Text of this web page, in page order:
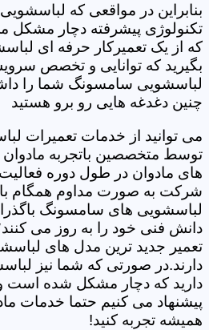
بنابراین در مواقعی که
تکنولوژی پیشرفته دچار مشکل
که از یک تعمیرکار حرفه ای
بگیرید که توانایی و تخصص
لباسشویی سامسونگ شما را
چنین دغدغه هایی رو برو هستید
می توانید از خدمات تعمیرات
توسط متخصصین باتجربه مادوان
های مادوان در طول دوره
شرکت به صورت مداوم همگام
لباسشویی های سامسونگ
دانش فنی خود را به روز می
تعمیر جدید ترین مدل های
دارند.در صورتی که شما نیز
دارید که دچار مشکل شده است و
پیشنهاد می کنیم حتما خدمات
همیشه تجربه کنید!